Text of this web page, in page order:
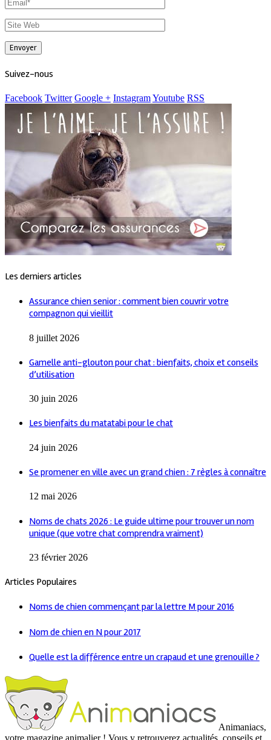
Suivez-nous
Facebook Twitter Google + InstagramYoutube RSS
Les derniers articles
Assurance chien senior : comment bien couvrir votre
compagnon qui vieillit
8 juillet 2026
Gamelle anti-glouton pour chat : bienfaits, choix et conseils
d’utilisation
30 juin 2026
Les bienfaits du matatabi pour le chat
24 juin 2026
Se promener en ville avec un grand chien : 7 règles à connaître
12 mai 2026
Noms de chats 2026 : Le guide ultime pour trouver un nom
unique (que votre chat comprendra vraiment)
23 février 2026
Articles Populaires
Noms de chien commençant par la lettre M pour 2016
Nom de chien en N pour 2017
Quelle est la différence entre un crapaud et une grenouille ?
Animaniacs,